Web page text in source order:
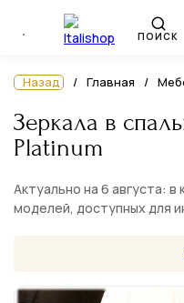
ПОИСК
Назад Главная
Зеркала в
Platinum
Актуально на 6 августа:
моделей, доступных для